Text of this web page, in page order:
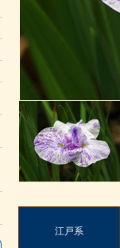
江戸系